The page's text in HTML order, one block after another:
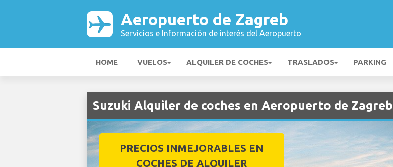
Aeropuerto de Zagreb
Servicios e Información de interés del Aeropuerto
HOME VUELOS ALQUILER DE COCHES TRASLADOS PARKING
Suzuki Alquiler de coches en Aeropuerto de Zagreb
PRECIOS INMEJORABLES EN
COCHES DE ALQUILER